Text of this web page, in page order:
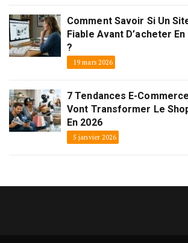
Comment Savoir Si Un
Fiable Avant D’acheter
?
19 mars 2026
7 Tendances E-
Vont Transformer Le
En 2026
5 janvier 2026